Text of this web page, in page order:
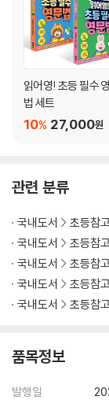
읽어영! 초등 필수
법 세트
27,000원
10%
관련 분류
국내도서 초등참
국내도서
초등참
국내도서
초등참
국내도서
초등참
국내도서
초등참
품목정보
발행일